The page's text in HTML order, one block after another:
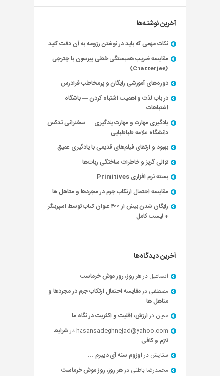
آخرین نوشته‌ها
نکات مهمی که باید در نوشتن رزومه به آن دقت کنید
مقایسه ضریب همبستگی خطی پیرسون با چترجی
(Chatterjee)
دوره‌های آموزشی رایگان و پرمخاطب فرادرس
در باب لذت و اهمیت اشتباه کردن — باشگاه
اشتباهات
یادگیری مهارت و مهارت یادگیری — سخنرانی تدکس
دانشگاه علامه طباطبایی
بهبود و ارتقای فیلم‌های قدیمی با یادگیری عمیق
توالی گریز و خاطرات ساختگی ربات‌ها
بسته نرم افزاری Primitives
مقایسه احتمال ارتکاب جرم در مجردها و متاهل ها
رایگان شدن بیش از ۴۰۰ عنوان کتاب توسط اسپرینگر
+ لیست کامل
آخرین دیدگاه‌ها
اسماعیل درهر روز، روز موش خرماست
مصطفی درمقایسه احتمال ارتکاب جرم در مجردها و
متاهل ها
معین درارزش، اقلیت و اکثریت در نگاه ما
hasansadeghnejad@yahoo.com درشرایط
لازم و کافی
ستایش دراوزوم سنه آی دییرم …
محمدرضا باطنی درهر روز، روز موش خرماست